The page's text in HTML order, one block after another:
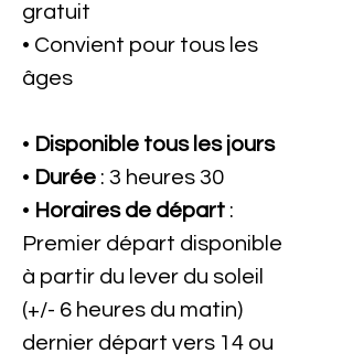
gratuit
• Convient pour tous les
âges
• Disponible tous les jours
• Durée : 3 heures 30
• Horaires de départ :
Premier départ disponible
à partir du lever du soleil
(+/- 6 heures du matin)
dernier départ vers 14 ou